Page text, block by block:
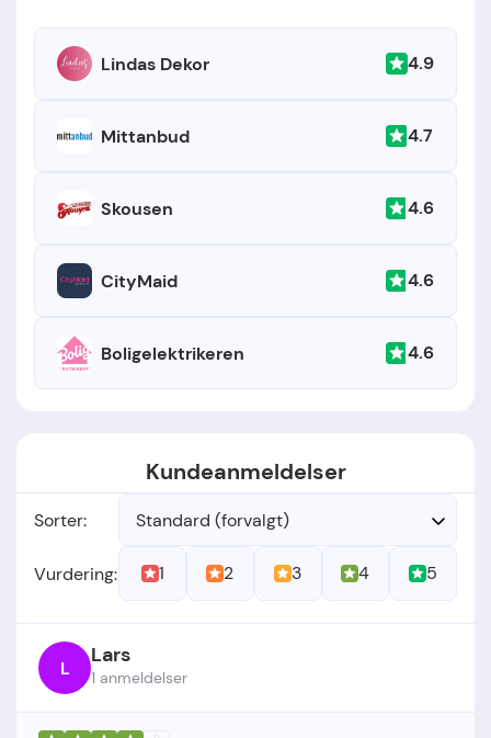
Lindas Dekor 4.9
Mittanbud 4.7
Skousen 4.6
CityMaid 4.6
Boligelektrikeren 4.6
Kundeanmeldelser
Sorter: Standard (forvalgt)
Vurdering: 1 2 3 4 5
L Lars
1 anmeldelser